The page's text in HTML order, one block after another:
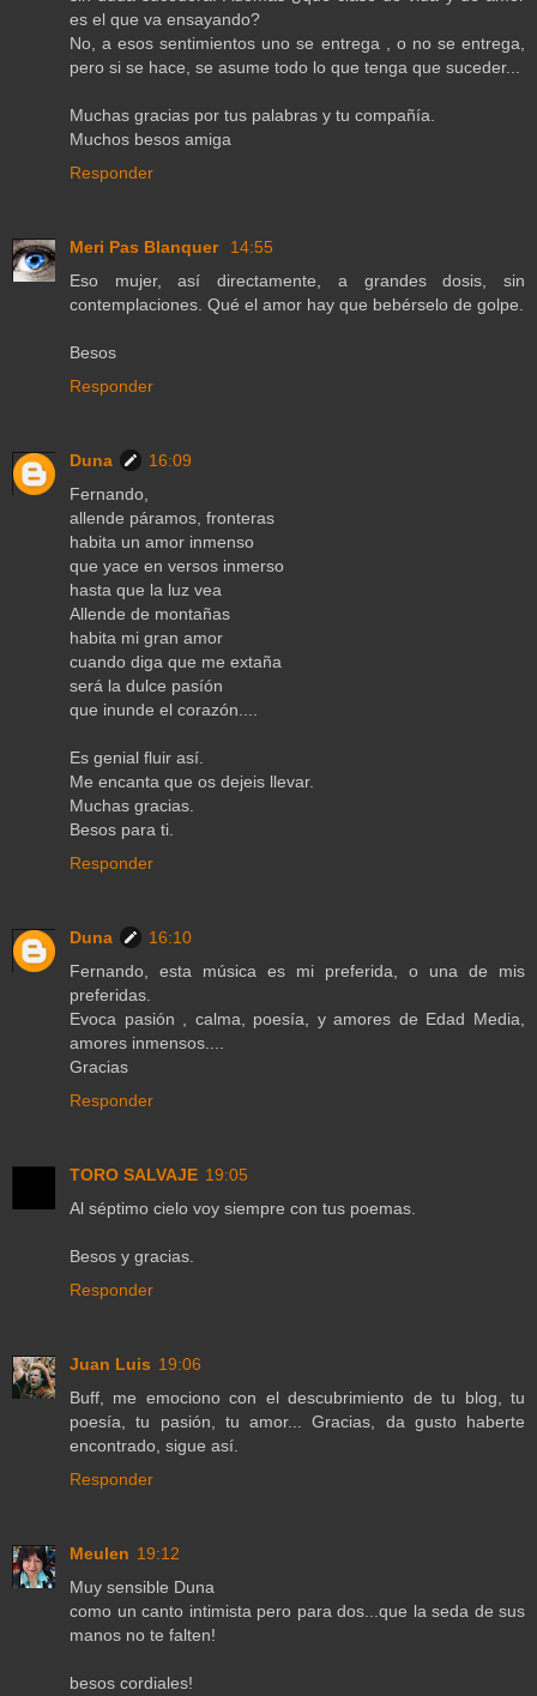
es el que va ensayando?
No, a esos sentimientos uno se entrega , o no se entrega,
pero si se hace, se asume todo lo que tenga que suceder...
Muchas gracias por tus palabras y tu compañía.
Muchos besos amiga
Responder
Meri Pas Blanquer
14:55
Eso mujer, así directamente, a grandes dosis, sin
contemplaciones. Qué el amor hay que bebérselo de golpe.
Besos
Responder
Duna
16:09
Fernando,
allende páramos, fronteras
habita un amor inmenso
que yace en versos inmerso
hasta que la luz vea
Allende de montañas
habita mi gran amor
cuando diga que me extaña
será la dulce pasíón
que inunde el corazón....
Es genial fluir así.
Me encanta que os dejeis llevar.
Muchas gracias.
Besos para ti.
Responder
Duna
16:10
Fernando, esta música es mi preferida, o una de mis
preferidas.
Evoca pasión , calma, poesía, y amores de Edad Media,
amores inmensos....
Gracias
Responder
TORO SALVAJE 19:05
Al séptimo cielo voy siempre con tus poemas.
Besos y gracias.
Responder
Juan Luis 19:06
Buff, me emociono con el descubrimiento de tu blog, tu
poesía, tu pasión, tu amor... Gracias, da gusto haberte
encontrado, sigue así.
Responder
Meulen 19:12
Muy sensible Duna
como un canto intimista pero para dos...que la seda de sus
manos no te falten!
besos cordiales!